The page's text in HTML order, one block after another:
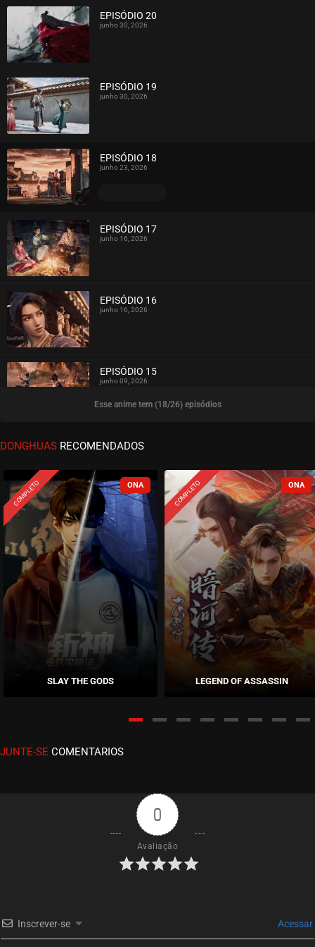
EPISÓDIO 20
junho 30, 2026
EPISÓDIO 19
junho 30, 2026
EPISÓDIO 18
junho 23, 2026
EPISÓDIO 17
junho 16, 2026
EPISÓDIO 16
junho 16, 2026
ASSISTIDO
EPISÓDIO 15
junho 09, 2026
ASSISTIDO
EPISÓDIO 14
ASSISTIDO
EPISÓDIO 13
junho 02, 2026
ASSISTIDO
EPISÓDIO 12
maio 07, 2026
EPISÓDIO 11
ASSISTIDO
EPISÓDIO 09
março 29, 2026
EPISÓDIO 08
EPISÓDIO 07
Esse anime tem (18/26) episódios
DONGHUAS RECOMENDADOS
COMPLETO
SLAY THE GODS
COMPLETO
LEGEND OF ASSASSIN
JUNTE-SE COMENTARIOS
0
Avaliação
Inscrever-se Acessar